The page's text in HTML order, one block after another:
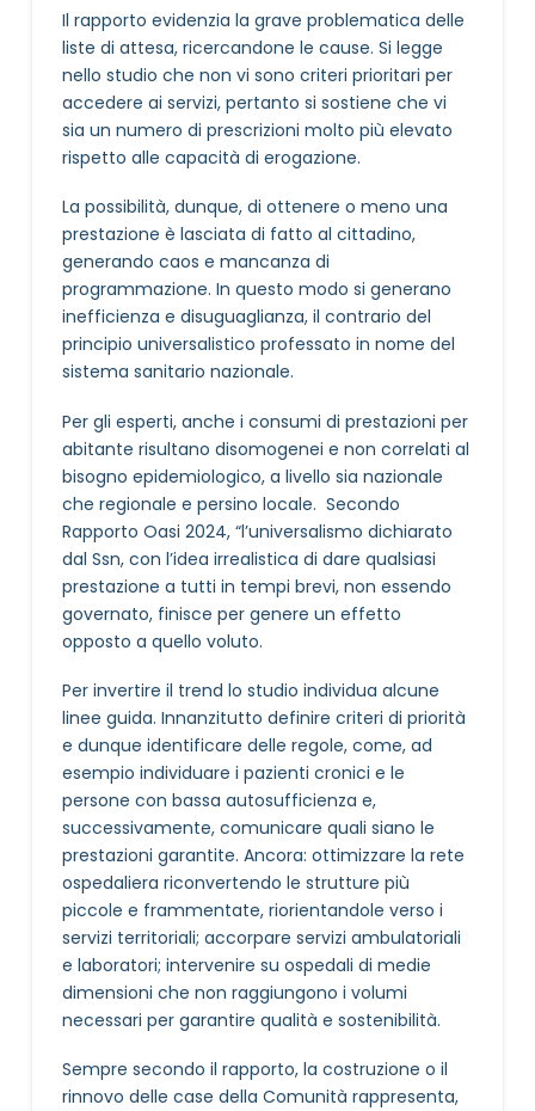
Il rapporto evidenzia la grave problematica delle
liste di attesa, ricercandone le cause. Si legge
nello studio che non vi sono criteri prioritari per
accedere ai servizi, pertanto si sostiene che vi
sia un numero di prescrizioni molto più elevato
rispetto alle capacità di erogazione.
La possibilità, dunque, di ottenere o meno una
prestazione è lasciata di fatto al cittadino,
generando caos e mancanza di
programmazione. In questo modo si generano
inefficienza e disuguaglianza, il contrario del
principio universalistico professato in nome del
sistema sanitario nazionale.
Per gli esperti, anche i consumi di prestazioni per
abitante risultano disomogenei e non correlati al
bisogno epidemiologico, a livello sia nazionale
che regionale e persino locale. Secondo
Rapporto Oasi 2024, “l’universalismo dichiarato
dal Ssn, con l’idea irrealistica di dare qualsiasi
prestazione a tutti in tempi brevi, non essendo
governato, finisce per genere un effetto
opposto a quello voluto.
Per invertire il trend lo studio individua alcune
linee guida. Innanzitutto definire criteri di priorità
e dunque identificare delle regole, come, ad
esempio individuare i pazienti cronici e le
persone con bassa autosufficienza e,
successivamente, comunicare quali siano le
prestazioni garantite. Ancora: ottimizzare la rete
ospedaliera riconvertendo le strutture più
piccole e frammentate, riorientandole verso i
servizi territoriali; accorpare servizi ambulatoriali
e laboratori; intervenire su ospedali di medie
dimensioni che non raggiungono i volumi
necessari per garantire qualità e sostenibilità.
Sempre secondo il rapporto, la costruzione o il
rinnovo delle case della Comunità rappresenta,